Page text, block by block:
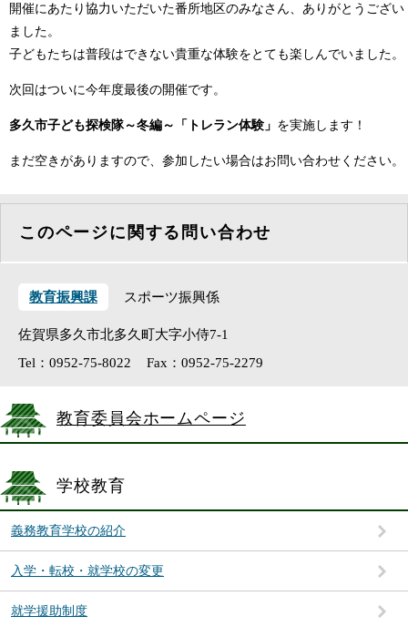
教育委員会ホームページ
学校教育
義務教育学校の紹介
入学・転校・就学校の変更
就学援助制度
開催にあたり協力いただいた番所地区のみなさん、ありがとうござい
ました。
子どもたちは普段はできない貴重な体験をとても楽しんでいました。
次回はついに今年度最後の開催です。
多久市子ども探検隊～冬編～「トレラン体験」 を実施します！
まだ空きがありますので、参加したい場合はお問い合わせください。
このページに関する問い合わせ
教育振興課 スポーツ振興係
佐賀県多久市北多久町大字小侍7-1
Tel：0952-75-8022
Fax：0952-75-2279